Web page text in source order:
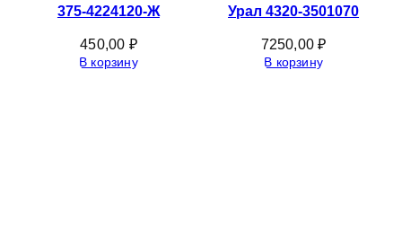
375-4224120-Ж
450,00 ₽
В корзину
Урал 4320-3501070
7250,00₽
В корзину